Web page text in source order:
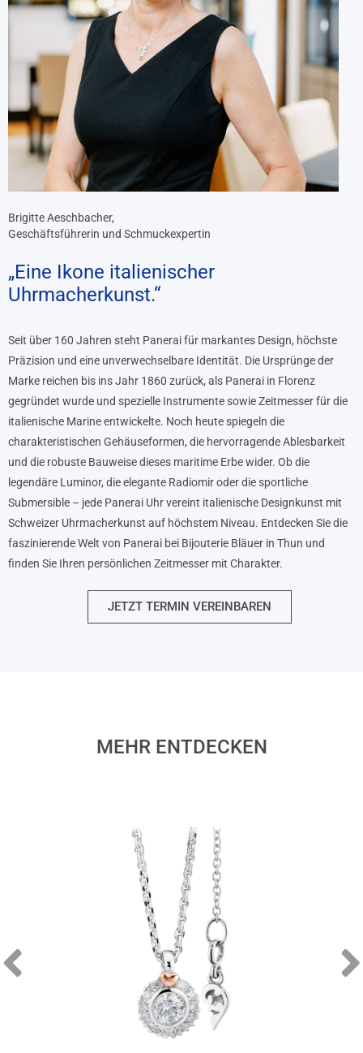
Brigitte Aeschbacher,
Geschäftsführerin und Schmuckexpertin
„Eine Ikone italienischer
Uhrmacherkunst.“
Seit über 160 Jahren steht Panerai für markantes Design, höchste
Präzision und eine unverwechselbare Identität. Die Ursprünge der
Marke reichen bis ins Jahr 1860 zurück, als Panerai in Florenz
gegründet wurde und spezielle Instrumente sowie Zeitmesser für die
italienische Marine entwickelte. Noch heute spiegeln die
charakteristischen Gehäuseformen, die hervorragende Ablesbarkeit
und die robuste Bauweise dieses maritime Erbe wider. Ob die
legendäre Luminor, die elegante Radiomir oder die sportliche
Submersible – jede Panerai Uhr vereint italienische Designkunst mit
Schweizer Uhrmacherkunst auf höchstem Niveau. Entdecken Sie die
faszinierende Welt von Panerai bei Bijouterie Bläuer in Thun und
finden Sie Ihren persönlichen Zeitmesser mit Charakter.
JETZT TERMIN VEREINBAREN
MEHR ENTDECKEN